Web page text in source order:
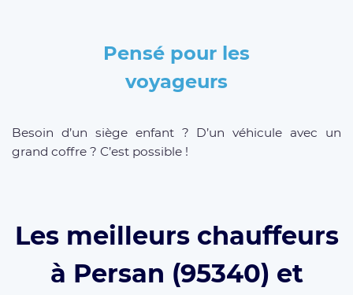
Pensé pour les
voyageurs
Besoin d’un siège enfant ? D’un véhicule avec un
grand coffre ? C’est possible !
Les meilleurs chauffeurs
à Persan (95340) et